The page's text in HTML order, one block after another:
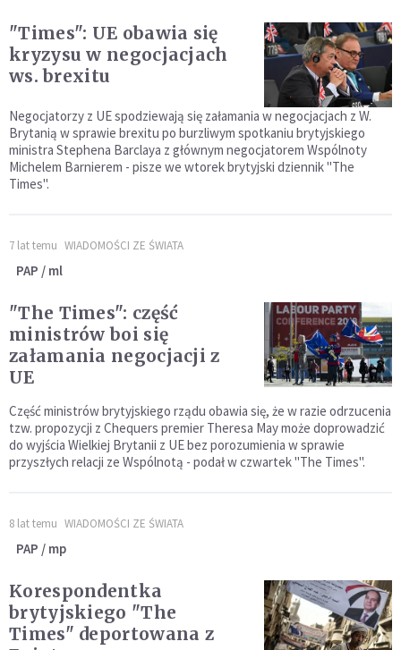
"Times": UE obawia się
kryzysu w negocjacjach
ws. brexitu
Negocjatorzy z UE spodziewają się załamania w negocjacjach z W.
Brytanią w sprawie brexitu po burzliwym spotkaniu brytyjskiego
ministra Stephena Barclaya z głównym negocjatorem Wspólnoty
Michelem Barnierem - pisze we wtorek brytyjski dziennik "The
Times".
7 lat temu WIADOMOŚCI ZE ŚWIATA
PAP / ml
"The Times": część
ministrów boi się
załamania negocjacji z
UE
Część ministrów brytyjskiego rządu obawia się, że w razie odrzucenia
tzw. propozycji z Chequers premier Theresa May może doprowadzić
do wyjścia Wielkiej Brytanii z UE bez porozumienia w sprawie
przyszłych relacji ze Wspólnotą - podał w czwartek "The Times".
8 lat temu WIADOMOŚCI ZE ŚWIATA
PAP / mp
Korespondentka
brytyjskiego "The
Times" deportowana z